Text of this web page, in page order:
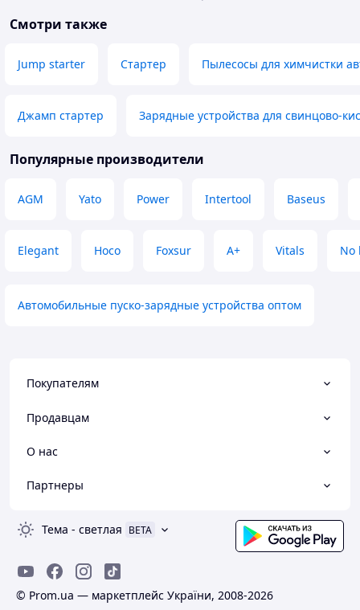
Смотри также
Jump starter Стартер Пылесосы для химчистки
Джамп стартер Зарядные устройства для свинцово-
Популярные производители
AGM Yato Power Intertool Baseus
Elegant Hoco Foxsur A+ Vitals No
Автомобильные пуско-зарядные устройства оптом
Покупателям
Продавцам
О нас
Партнеры
Тема - светлая BETA
© Prom.ua — маркетплейс України, 2008-2026